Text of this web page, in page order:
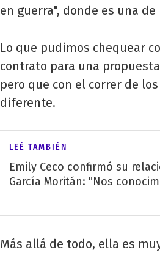
en guerra", donde es una
Lo que pudimos chequear
contrato para una
pero que con el correr de
diferente.
LEÉ TAMBIÉN
Emily Ceco confirmó su
García Moritán: "Nos
Más allá de todo, ella es